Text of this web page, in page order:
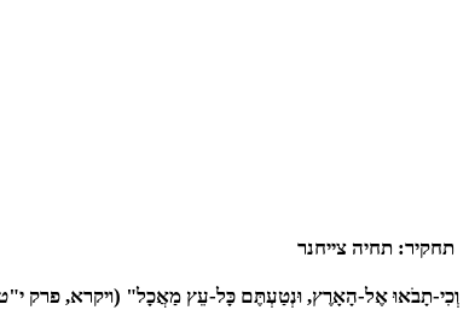
"וְכִי-תָבֹאוּ אֶל-הָאָרֶץ, וּנְטַעְתֶּם כָּל-עֵץ מַאֲכָל" (ויקרא, פרק י"ט,